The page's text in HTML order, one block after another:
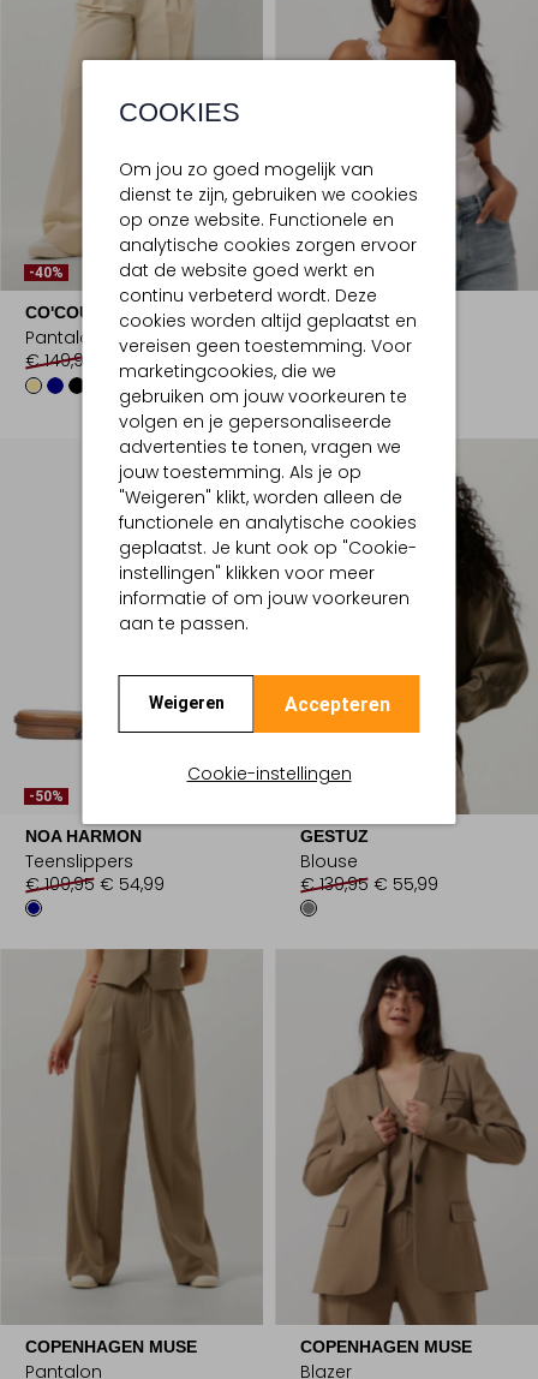
COOKIES
Om jou zo goed mogelijk van
dienst te zijn, gebruiken we cookies
op onze website. Functionele en
analytische cookies zorgen ervoor
dat de website goed werkt en
continu verbeterd wordt. Deze
cookies worden altijd geplaatst en
vereisen geen toestemming. Voor
marketingcookies, die we
gebruiken om jouw voorkeuren te
volgen en je gepersonaliseerde
advertenties te tonen, vragen we
jouw toestemming. Als je op
"Weigeren" klikt, worden alleen de
functionele en analytische cookies
geplaatst. Je kunt ook op "Cookie-
instellingen" klikken voor meer
informatie of om jouw voorkeuren
aan te passen.
Weigeren Accepteren
Cookie-instellingen
-40%
CO'COUTURE
Pantalon
€ 149,95
€ 89,99
ROSEMUNDE
Top
€ 49,95
-50%
NOA HARMON
Teenslippers
€ 109,95 € 54,99
Laatste Maten
GESTUZ
Blouse
€ 139,95 € 55,99
COPENHAGEN MUSE
Pantalon
COPENHAGEN MUSE
Blazer